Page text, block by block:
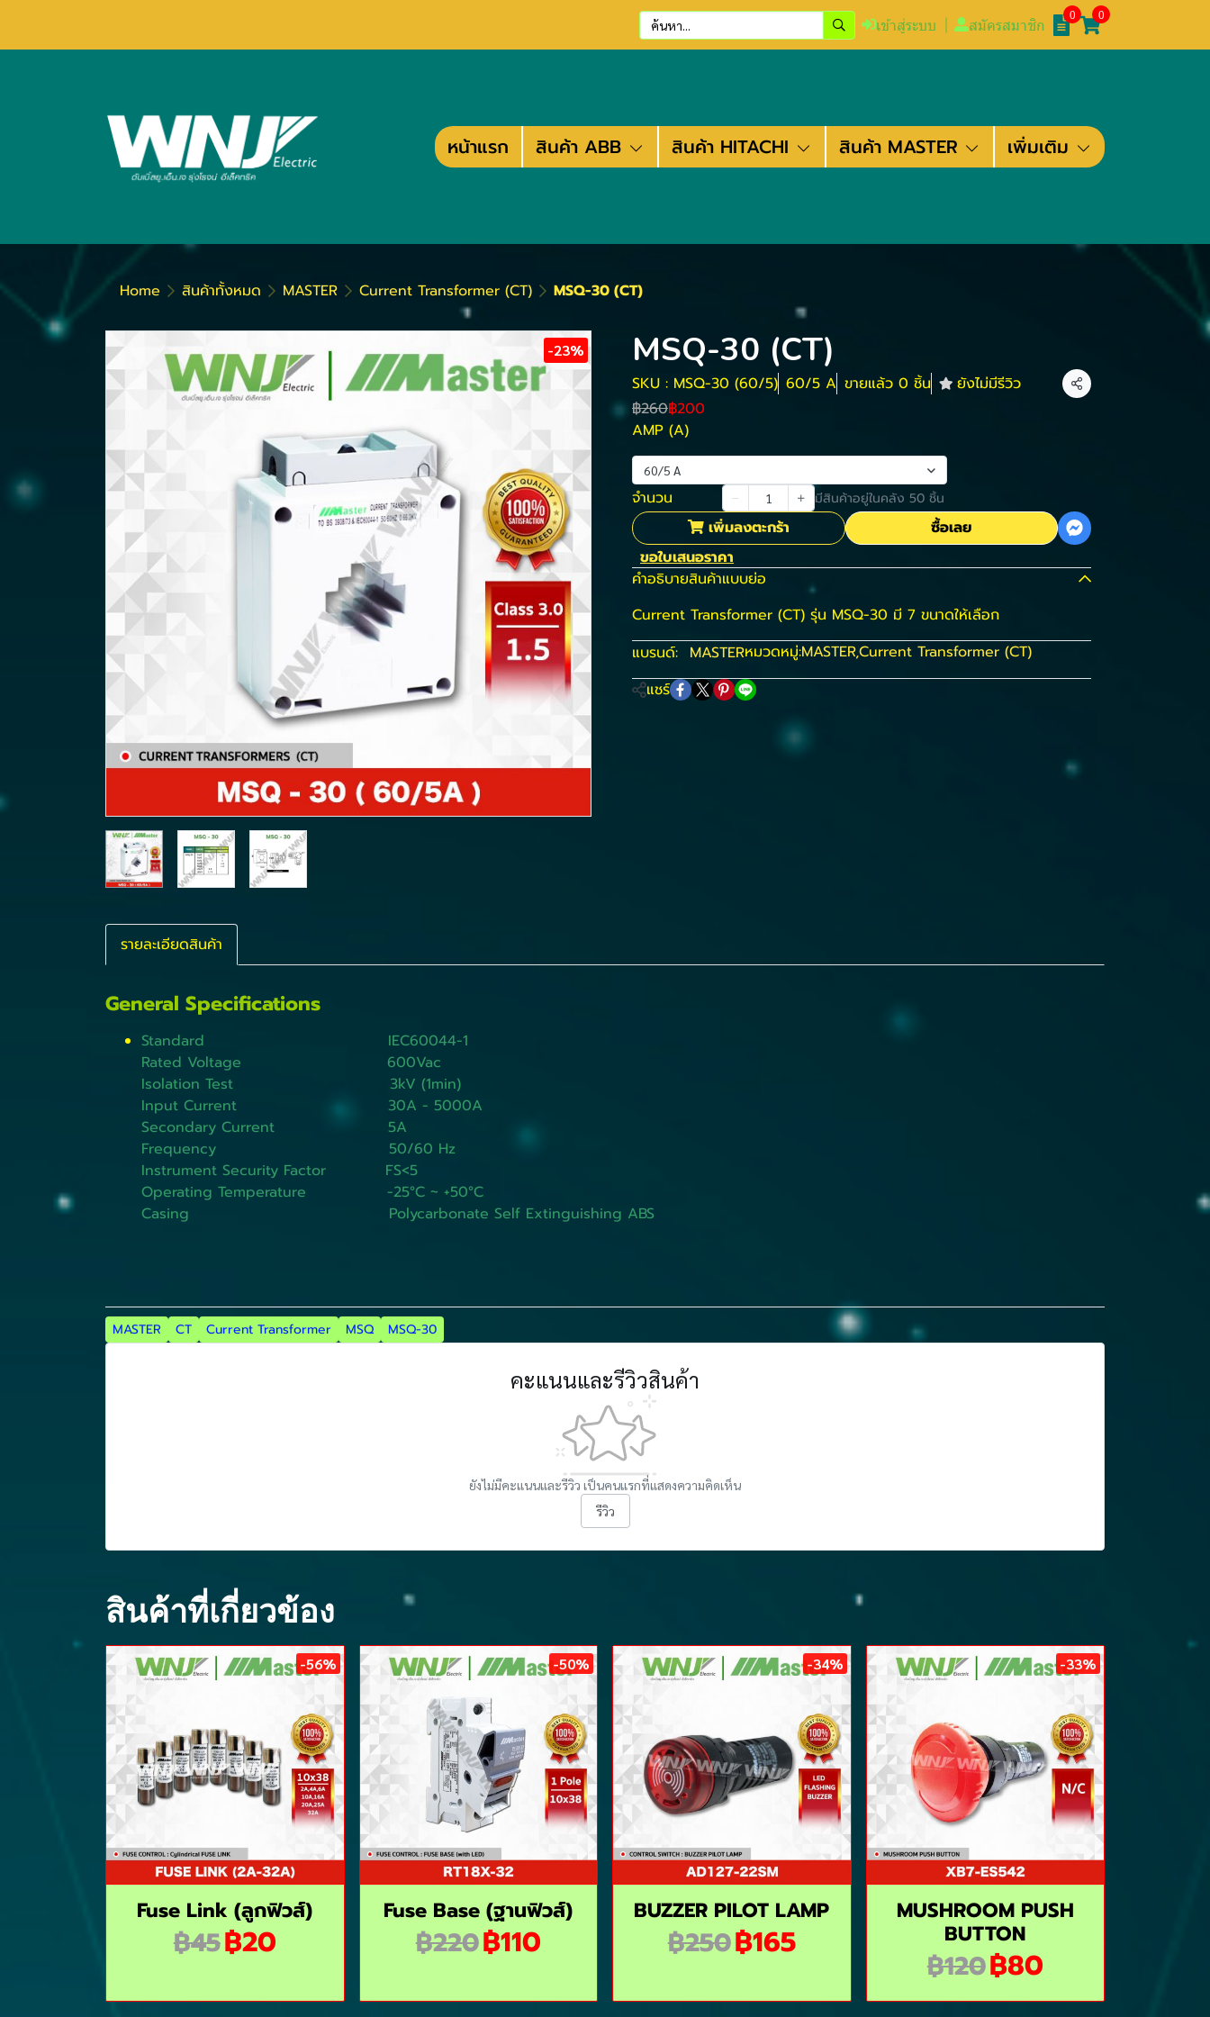
เข้าสู่ระบบ สมัครสมาชิก
0 0
หน้าแรก สินค้า ABB สินค้า HITACHI สินค้า MASTER เพิ่มเติม
Home สินค้าทั้งหมด MASTER Current Transformer (CT) MSQ-30 (CT)
-23% MSQ-30 (CT)
SKU : MSQ-30 (60/5) 60/5 A ขายแล้ว 0 ชิ้น ยังไม่มีรีวิว
แชร์
฿260฿200
AMP (A)
60/5 A
จำนวน มีสินค้าอยู่ในคลัง 50 ชิ้น
เพิ่มลงตะกร้า
ซื้อเลย
ขอใบเสนอราคา
คำอธิบายสินค้าแบบย่อ
Current Transformer (CT) รุ่น MSQ-30 มี 7 ขนาดให้เลือก
แบรนด์: MASTERหมวดหมู่:MASTER,Current Transformer (CT)
แชร์
รายละเอียดสินค้า
General Specifications
Standard IEC60044-1
Rated Voltage 600Vac
Isolation Test 3kV (1min)
Input Current 30A - 5000A
Secondary Current 5A
Frequency 50/60 Hz
Instrument Security Factor FS<5
Operating Temperature -25°C ~ +50°C
Casing Polycarbonate Self Extinguishing ABS
MASTER CT Current Transformer MSQ MSQ-30
คะแนนและรีวิวสินค้า
ยังไม่มีคะแนนและรีวิว เป็นคนแรกที่แสดงความคิดเห็น
รีวิว
สินค้าที่เกี่ยวข้อง
-56%
Fuse Link (ลูกฟิวส์)
฿45฿20
-50%
Fuse Base (ฺฐานฟิวส์)
฿220฿110
-34%
BUZZER PILOT LAMP
฿250฿165
-33%
MUSHROOM PUSH
BUTTON
฿120฿80